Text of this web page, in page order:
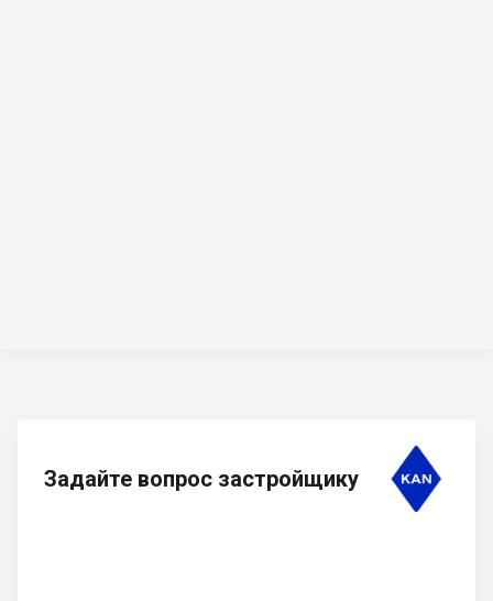
Задайте вопрос застройщику